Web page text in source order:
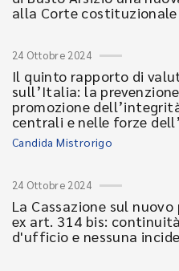
alla Corte costituzionale
24 Ottobre 2024
Il quinto rapporto di
sull’Italia: la
promozione
centrali e nelle forze
Candida Mistrorigo
24 Ottobre 2024
La Cassazione sul
ex art. 314 bis:
d'ufficio e nessuna